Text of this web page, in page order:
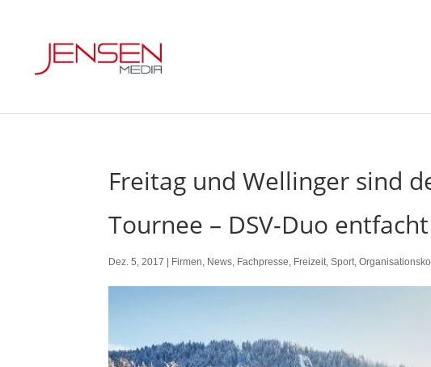
Freitag und Wellinger sind
Tournee – DSV-Duo
Dez. 5, 2017 Firmen, News, Fachpresse, Freizeit,Sport,